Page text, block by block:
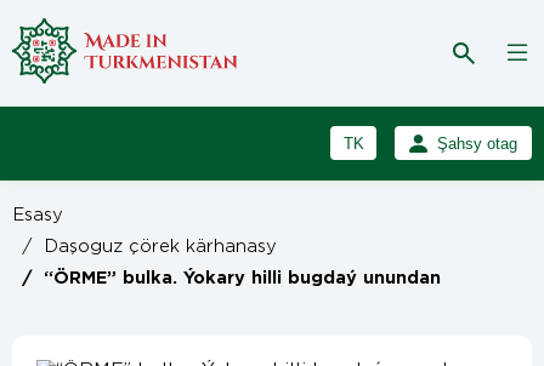
TK
RU
Şahsy otag
Esasy
/
Daşoguz çörek kärhanasy
/ “ÖRME” bulka. Ýokary hilli bugdaý unundan